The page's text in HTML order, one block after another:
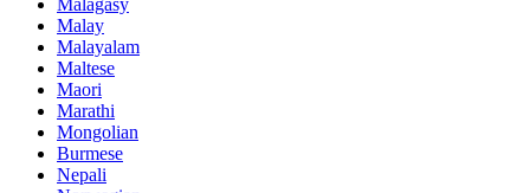
Malay
Malayalam
Maltese
Maori
Marathi
Mongolian
Burmese
Nepali